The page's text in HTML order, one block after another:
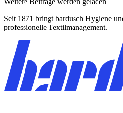
Seit 1871 bringt bardusch Hygiene
professionelle Textilmanagement.